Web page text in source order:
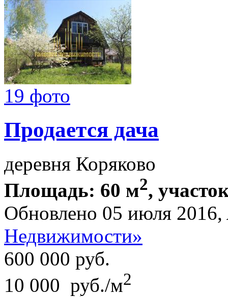
19 фото
Продается дача
деревня Коряково
Площадь: 60 м2,
Обновлено 05 июля 2016,
Недвижимости»
600 000 руб.
10 000 руб./м2